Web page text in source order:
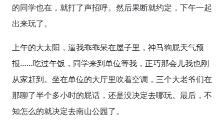
的同学也在，就打了声招呼。然后果断就约定，下午一起
出来玩了。
上午的大太阳，逼我乖乖呆在屋子里，神马狗屁天气预
报……吃过午饭，同学来到单位等我，正巧那会儿我也刚
从家赶到。坐在单位的大厅里吹着空调，三个大老爷们在
那聊了半个多小时的屁话，还是没决定去哪玩。最后，不
知怎么的就决定去南山公园了。